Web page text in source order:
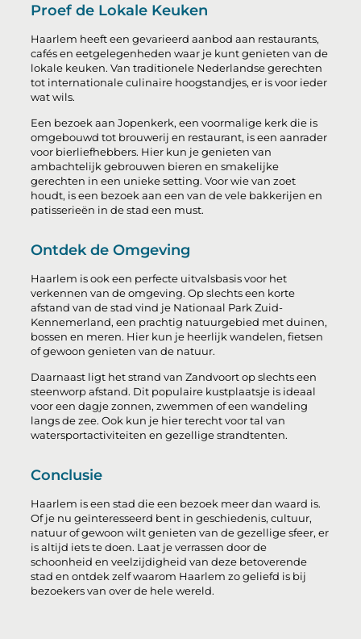
Proef de Lokale Keuken
Haarlem heeft een gevarieerd aanbod aan restaurants,
cafés en eetgelegenheden waar je kunt genieten van de
lokale keuken. Van traditionele Nederlandse gerechten
tot internationale culinaire hoogstandjes, er is voor ieder
wat wils.
Een bezoek aan Jopenkerk, een voormalige kerk die is
omgebouwd tot brouwerij en restaurant, is een aanrader
voor bierliefhebbers. Hier kun je genieten van
ambachtelijk gebrouwen bieren en smakelijke
gerechten in een unieke setting. Voor wie van zoet
houdt, is een bezoek aan een van de vele bakkerijen en
patisserieën in de stad een must.
Ontdek de Omgeving
Haarlem is ook een perfecte uitvalsbasis voor het
verkennen van de omgeving. Op slechts een korte
afstand van de stad vind je Nationaal Park Zuid-
Kennemerland, een prachtig natuurgebied met duinen,
bossen en meren. Hier kun je heerlijk wandelen, fietsen
of gewoon genieten van de natuur.
Daarnaast ligt het strand van Zandvoort op slechts een
steenworp afstand. Dit populaire kustplaatsje is ideaal
voor een dagje zonnen, zwemmen of een wandeling
langs de zee. Ook kun je hier terecht voor tal van
watersportactiviteiten en gezellige strandtenten.
Conclusie
Haarlem is een stad die een bezoek meer dan waard is.
Of je nu geïnteresseerd bent in geschiedenis, cultuur,
natuur of gewoon wilt genieten van de gezellige sfeer, er
is altijd iets te doen. Laat je verrassen door de
schoonheid en veelzijdigheid van deze betoverende
stad en ontdek zelf waarom Haarlem zo geliefd is bij
bezoekers van over de hele wereld.